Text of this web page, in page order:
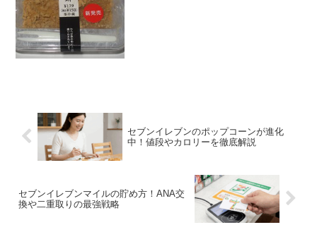
セブンイレブンのポップコーンが進化
中！値段やカロリーを徹底解説
セブンイレブンマイルの貯め方！ANA交
換や二重取りの最強戦略